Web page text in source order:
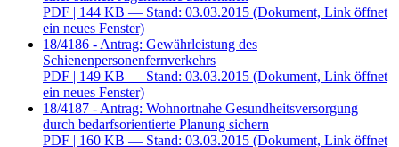
PDF | 144 KB — Stand: 03.03.2015 (Dokument, Link öffnet
ein neues Fenster)
18/4186 - Antrag: Gewährleistung des
Schienenpersonenfernverkehrs
PDF | 149 KB — Stand: 03.03.2015 (Dokument, Link öffnet
ein neues Fenster)
18/4187 - Antrag: Wohnortnahe Gesundheitsversorgung
durch bedarfsorientierte Planung sichern
PDF | 160 KB — Stand: 03.03.2015 (Dokument, Link öffnet